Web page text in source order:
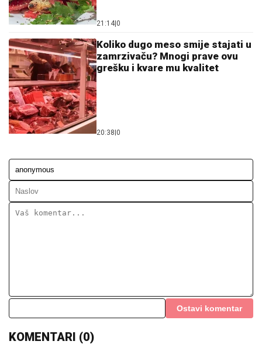
21:14|0
Koliko dugo meso smije stajati u
zamrzivaču? Mnogi prave ovu
grešku i kvare mu kvalitet
20:38|0
Ostavi komentar
KOMENTARI (0)